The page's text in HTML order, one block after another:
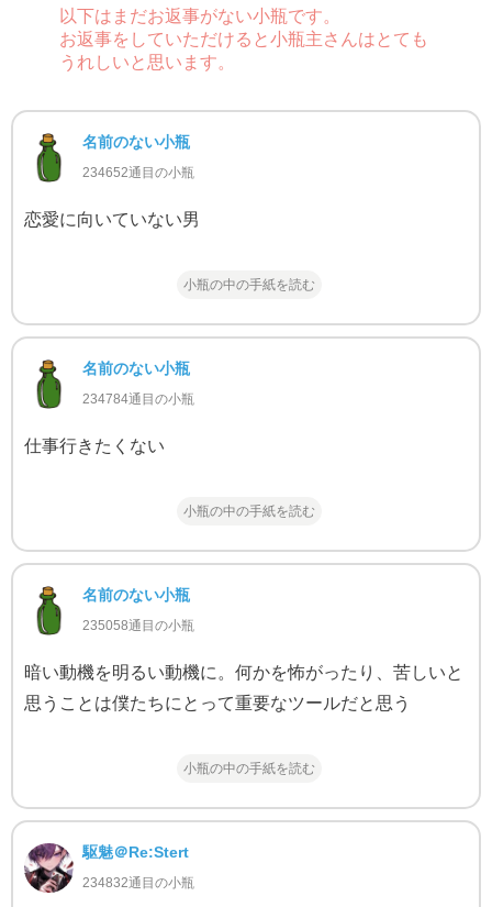
以下はまだお返事がない小瓶です。
お返事をしていただけると小瓶主さんはとても
うれしいと思います。
名前のない小瓶
234652通目の小瓶
恋愛に向いていない男
小瓶の中の手紙を読む
名前のない小瓶
234784通目の小瓶
仕事行きたくない
小瓶の中の手紙を読む
名前のない小瓶
235058通目の小瓶
暗い動機を明るい動機に。何かを怖がったり、苦しいと
思うことは僕たちにとって重要なツールだと思う
小瓶の中の手紙を読む
駆魅＠Re:Stert
234832通目の小瓶